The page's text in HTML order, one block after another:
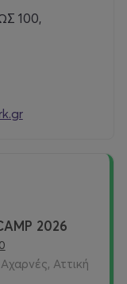
θεματικών
σχολείων,
λειτουργεί, για
100,
2026
Αττική